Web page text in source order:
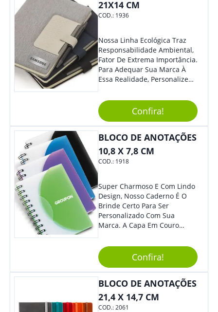
21X14 CM
COD.: 1936
Nossa Linha Ecológica Traz
Responsabilidade Ambiental,
Fator De Extrema Importância.
Para Adequar Sua Marca À
Essa Realidade, Personalize
Anotações Com Post-It E
Caneta. Elaborado A Partir De
Material Reciclado, O Brinde
Também É Prático, Tornando-
Se Assim Excelente Para Uso
Cotidiano. Perfeito, Não É?!
Confira!
BLOCO DE ANOTAÇÕES
10,8 X 7,8 CM
COD.: 1918
Super Charmoso E Com Lindo
Design, Nosso Caderno É O
Brinde Certo Para Ser
Personalizado Com Sua
Marca. A Capa Em Couro
Elástico Permite Maior
Segurança Ao Carregá-Lo.
Ofereça A Seus Clientes E
Colaboradores, Sem Dúvidas
Eles Irão Adorar.
Confira!
BLOCO DE ANOTAÇÕES
21,4 X 14,7 CM
COD.:2061